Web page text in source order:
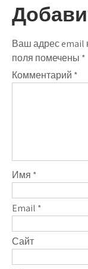
Ваш адрес email
поля помечены *
Комментарий *
Имя *
Email *
Сайт